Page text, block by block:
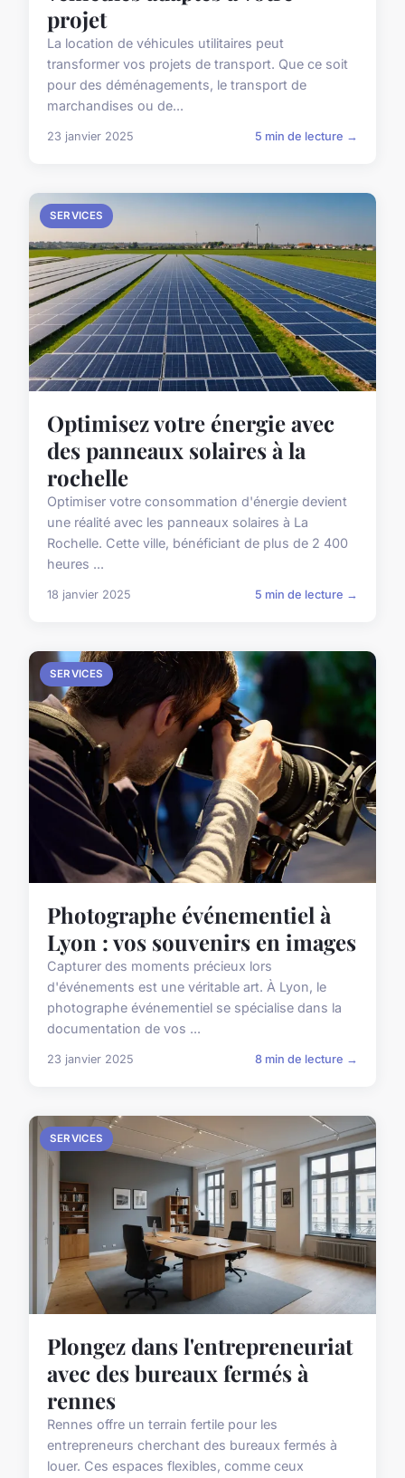
projet
La location de véhicules utilitaires peut
transformer vos projets de transport. Que ce soit
pour des déménagements, le transport de
marchandises ou de...
23 janvier 2025 5 min de lecture →
SERVICES
Optimisez votre énergie avec
des panneaux solaires à la
rochelle
Optimiser votre consommation d'énergie devient
une réalité avec les panneaux solaires à La
Rochelle. Cette ville, bénéficiant de plus de 2 400
heures ...
18 janvier 2025 5 min de lecture →
SERVICES
Photographe événementiel à
Lyon : vos souvenirs en images
Capturer des moments précieux lors
d'événements est une véritable art. À Lyon, le
photographe événementiel se spécialise dans la
documentation de vos ...
23 janvier 2025 8 min de lecture →
SERVICES
Plongez dans l'entrepreneuriat
avec des bureaux fermés à
rennes
Rennes offre un terrain fertile pour les
entrepreneurs cherchant des bureaux fermés à
louer. Ces espaces flexibles, comme ceux